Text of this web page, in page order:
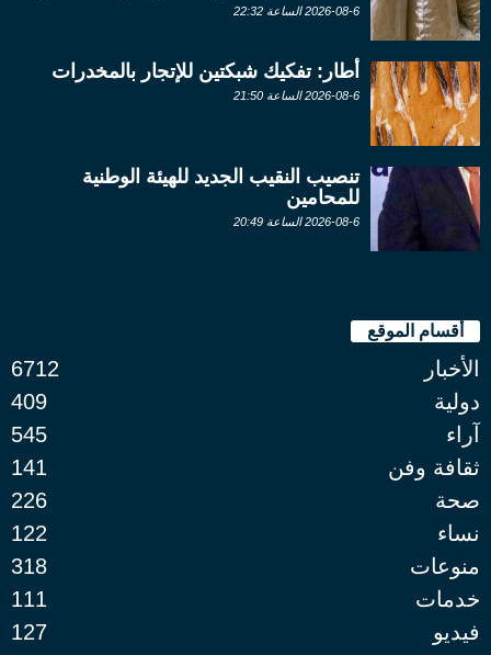
2026-08-6 الساعة 22:32
أطار: تفكيك شبكتين للإتجار بالمخدرات
2026-08-6 الساعة 21:50
تنصيب النقيب الجديد للهيئة الوطنية
للمحامين
2026-08-6 الساعة 20:49
أقسام الموقع
الأخبار
6712
دولية
409
آراء
545
ثقافة وفن
141
صحة
226
نساء
122
منوعات
318
خدمات
111
فيديو
127